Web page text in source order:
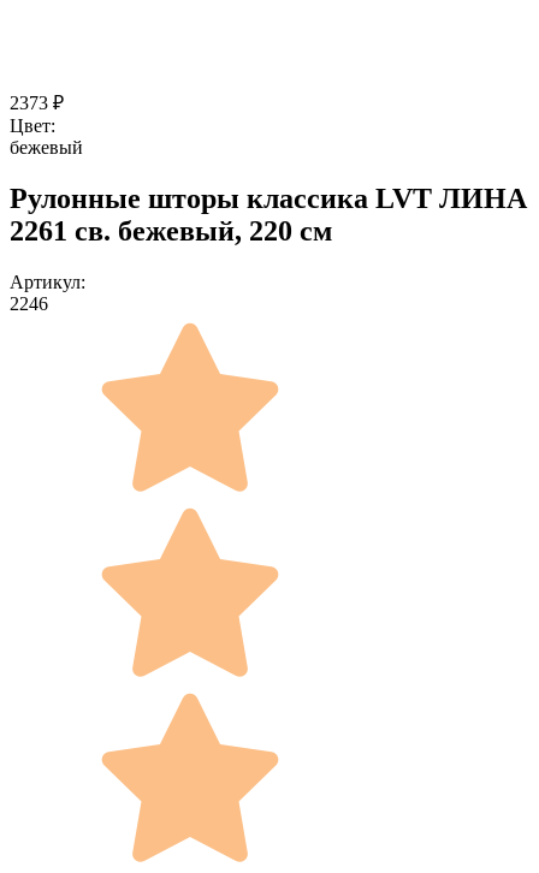
2373 ₽
Цвет:
бежевый
Рулонные шторы классика LVT ЛИНА
2261 св. бежевый, 220 см
Артикул:
2246